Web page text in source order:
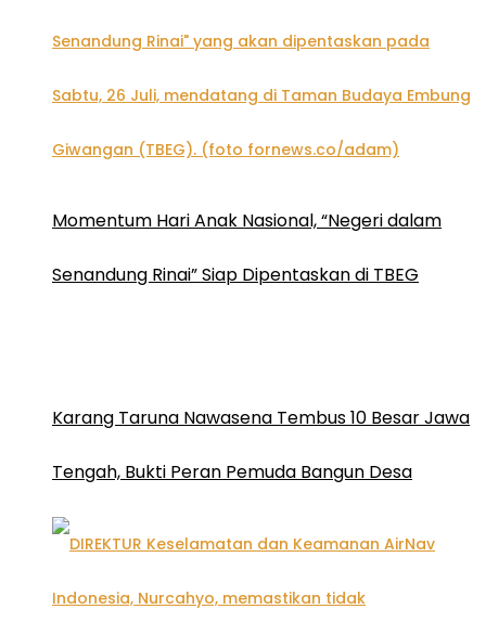
Momentum Hari Anak Nasional, “Negeri dalam
Senandung Rinai” Siap Dipentaskan di TBEG
Karang Taruna Nawasena Tembus 10 Besar Jawa
Tengah, Bukti Peran Pemuda Bangun Desa